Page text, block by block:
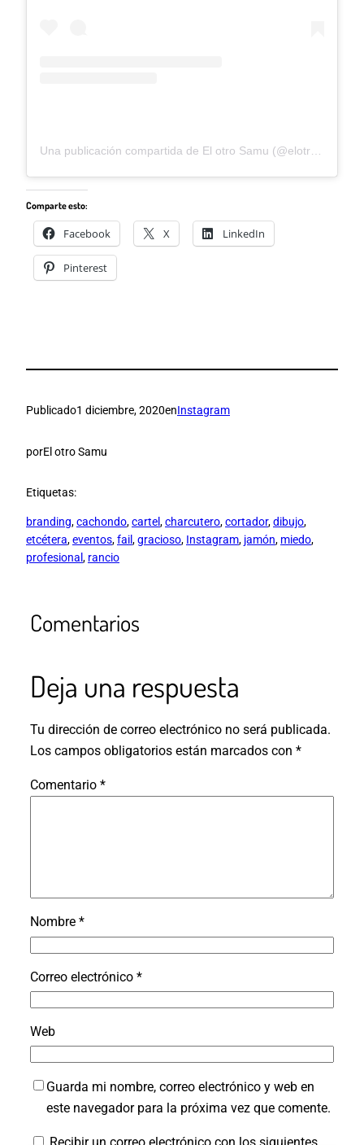
Comparte esto:
Facebook X LinkedIn
Pinterest
Publicado1 diciembre, 2020enInstagram
porEl otro Samu
Etiquetas:
branding, cachondo, cartel, charcutero, cortador, dibujo
etcétera, eventos, fail, gracioso, Instagram, jamón, miedo
profesional , rancio
Comentarios
Deja una respuesta
Tu dirección de correo electrónico no será publicada.
Los campos obligatorios están marcados con *
Comentario *
Nombre *
Correo electrónico *
Web
Guarda mi nombre, correo electrónico y web en
este navegador para la próxima vez que comente.